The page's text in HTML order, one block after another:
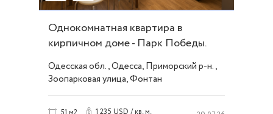
Однокомнатная квартира в
кирпичном доме - Парк Победы.
Без Комиссии ID 54284
Одесская обл., Одесса, Приморский р-н.,
Зоопарковая улица, Фонтан